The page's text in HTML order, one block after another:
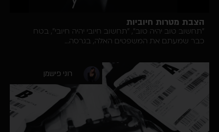
מטרות חיוביות
טוב יהיה טוב", "תחשוב חיובי יהיה חיובי", בטח
שמעתם את המשפטים האלה, בגרסה...
רוני פישמן